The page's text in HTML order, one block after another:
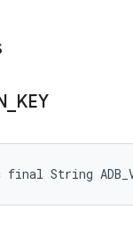
KEY
String